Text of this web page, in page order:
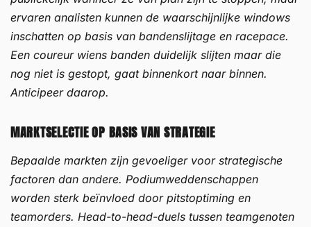
ervaren analisten kunnen de waarschijnlijke windows
inschatten op basis van bandenslijtage en racepace.
Een coureur wiens banden duidelijk slijten maar die
nog niet is gestopt, gaat binnenkort naar binnen.
Anticipeer daarop.
MARKTSELECTIE OP BASIS VAN STRATEGIE
Bepaalde markten zijn gevoeliger voor strategische
factoren dan andere. Podiumweddenschappen
worden sterk beïnvloed door pitstoptiming en
teamorders. Head-to-head-duels tussen teamgenoten